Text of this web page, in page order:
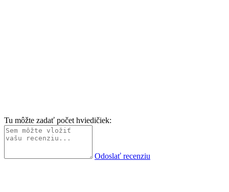
Tu môžte zadať počet hviedičiek:
Odoslať recenziu